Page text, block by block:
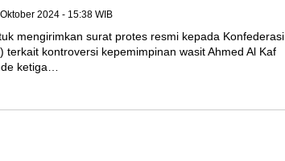
Oktober 2024 - 15:38 WIB
mengirimkan surat protes resmi kepada Konfederasi
terkait kontroversi kepemimpinan wasit Ahmed Al Kaf
ketiga…